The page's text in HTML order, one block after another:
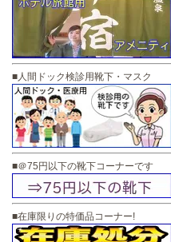
■人間ドック検診用靴下・マスク
■＠75円以下の靴下コーナーです
■在庫限りの特価品コーナー!